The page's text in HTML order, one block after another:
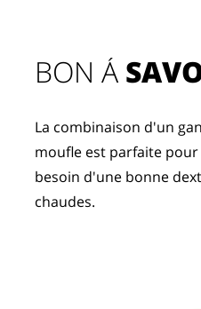
BON Á
La combinaison d'un
moufle est parfaite
besoin d'une bonne
chaudes.